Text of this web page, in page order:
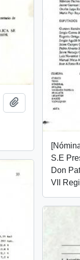
Add to clipboard
S.E
Don
VII